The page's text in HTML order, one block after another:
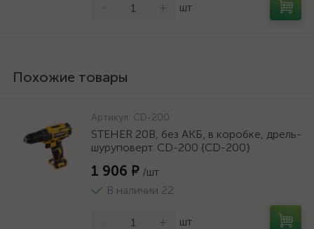
- + шт
Похожие товары
Артикул: CD-200
STEHER 20В, без АКБ, в коробке, дрель-
шуруповерт. CD-200 {CD-200}
1 906 ₽ /шт
В наличии 22
+ шт